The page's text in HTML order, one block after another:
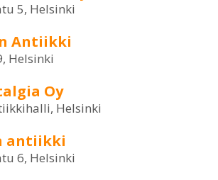
5, Helsinki
Antiikki
Helsinki
Oy
Helsinki
antiikki
6, Helsinki